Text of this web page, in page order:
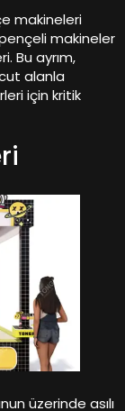
makineleri
makineler
Bu ayrım,
alanla
için kritik
üzerinde asılı